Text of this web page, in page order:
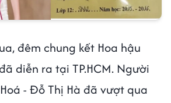
đêm chung kết Hoa hậu
diễn ra tại TP.HCM. Người
- Đỗ Thị Hà đã vượt qua